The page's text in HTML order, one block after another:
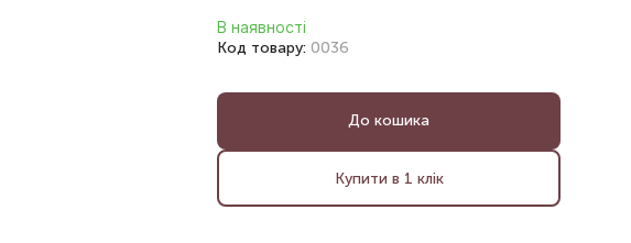
В наявності
Код товару: 0036
До кошика
Купити в 1 клік